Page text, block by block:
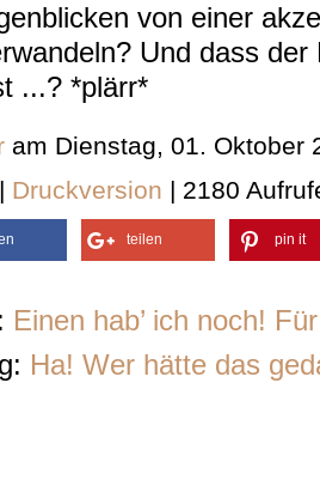
von einer
Und dass der
...? *plärr*
am Dienstag, 01. Oktober
| Druckversion | 2180
teilen pin it
Einen hab’ ich noch! Für
Ha! Wer hätte das